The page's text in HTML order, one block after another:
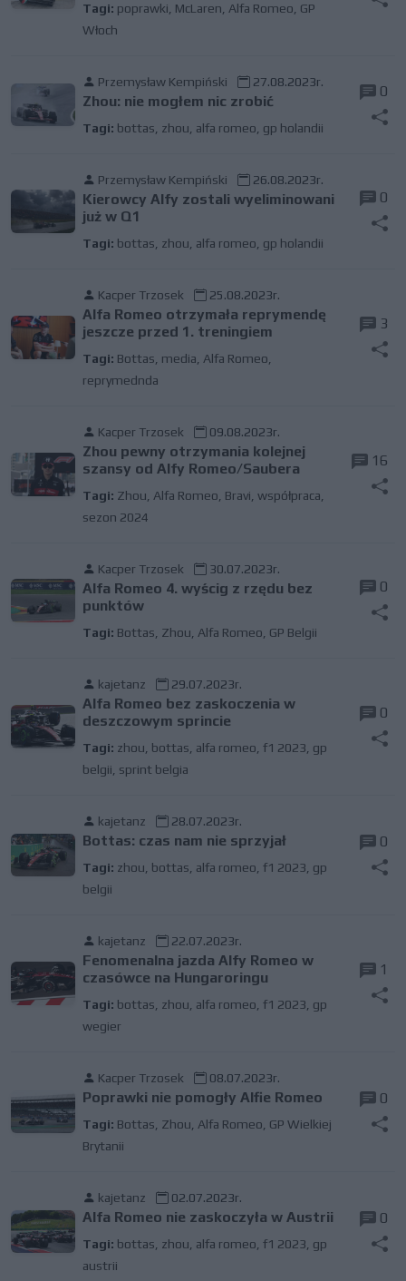
Tagi: poprawki McLaren Alfa Romeo GP
Włoch
Przemysław Kempiński 27.08.2023r.
Zhou: nie mogłem nic zrobić
Tagi: bottas zhou alfa romeo gp holandii
0
Przemysław Kempiński 26.08.2023r.
Kierowcy Alfy zostali wyeliminowani
już w Q1
Tagi: bottas zhou alfa romeo gp holandii
0
Kacper Trzosek 25.08.2023r.
Alfa Romeo otrzymała reprymendę
jeszcze przed 1. treningiem
Tagi: Bottas media Alfa Romeo
reprymednda
3
Kacper Trzosek 09.08.2023r.
Zhou pewny otrzymania kolejnej
szansy od Alfy Romeo/Saubera
Tagi: Zhou Alfa Romeo Bravi współpraca
sezon 2024
16
Kacper Trzosek 30.07.2023r.
Alfa Romeo 4. wyścig z rzędu bez
punktów
Tagi: Bottas Zhou Alfa Romeo GP Belgii
0
kajetanz 29.07.2023r.
Alfa Romeo bez zaskoczenia w
deszczowym sprincie
Tagi: zhou bottas alfa romeo f1 2023 gp
belgii sprint belgia
0
kajetanz 28.07.2023r.
Bottas: czas nam nie sprzyjał
Tagi: zhou bottas alfa romeo f1 2023 gp
belgii
0
kajetanz 22.07.2023r.
Fenomenalna jazda Alfy Romeo w
czasówce na Hungaroringu
Tagi: bottas zhou alfa romeo f1 2023 gp
wegier
1
Kacper Trzosek 08.07.2023r.
Poprawki nie pomogły Alfie Romeo
Tagi: Bottas Zhou Alfa Romeo GP Wielkiej
Brytanii
0
kajetanz 02.07.2023r.
Alfa Romeo nie zaskoczyła w Austrii
Tagi: bottas zhou alfa romeo f1 2023 gp
austrii
0